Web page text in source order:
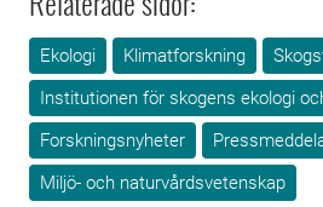
Ekologi Klimatforskning
Institutionen för skogens ekologi
Forskningsnyheter
Miljö- och naturvårdsvetenskap